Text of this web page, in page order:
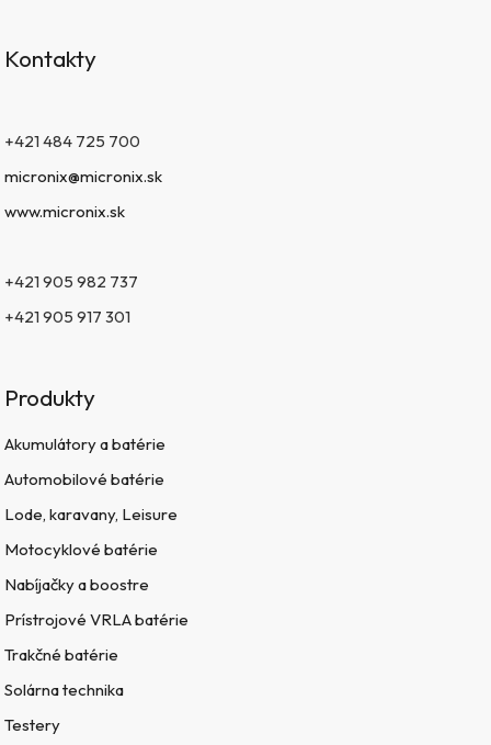
Kontakty
+421 484 725 700
micronix@micronix.sk
www.micronix.sk
+421 905 982 737
+421 905 917 301
Produkty
Akumulátory a batérie
Automobilové batérie
Lode, karavany, Leisure
Motocyklové batérie
Nabíjačky a boostre
Prístrojové VRLA batérie
Trakčné batérie
Solárna technika
Testery